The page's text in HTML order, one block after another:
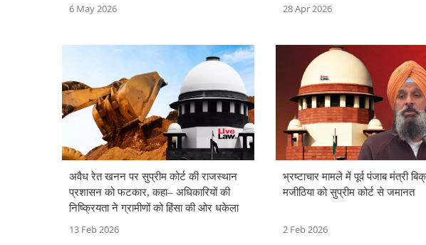
6 May 2026 28 Apr 2026
अवैध रेत खनन पर सुप्रीम कोर्ट की राजस्थान
प्रशासन को फटकार, कहा– अधिकारियों की
निष्क्रियता ने ग्रामीणों को हिंसा की ओर धकेला
13 Feb 2026
भ्रष्टाचार मामले में पूर्व पंजाब मंत्री
मजीठिया को सुप्रीम कोर्ट से जमानत
2 Feb 2026